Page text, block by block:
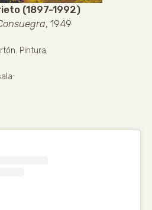
(1897-1992)
, 1949
. Pintura